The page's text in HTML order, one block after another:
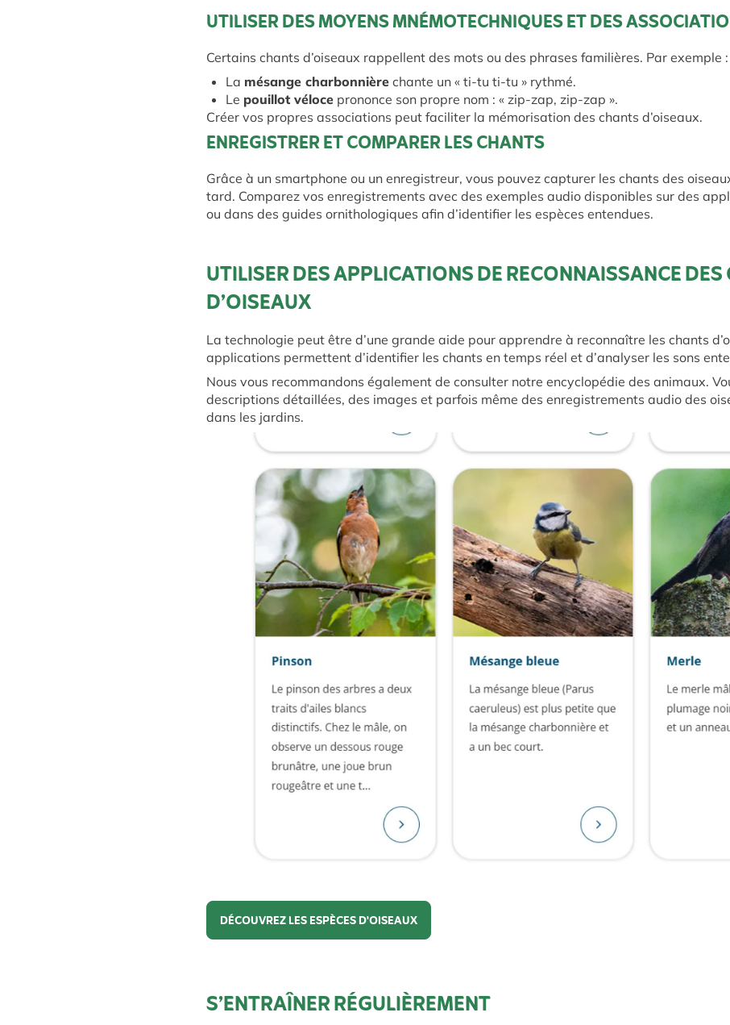
UTILISER DES MOYENS MNÉMOTECHNIQUES ET DES
Certains chants d’oiseaux rappellent des mots ou des phrases familières. Par exemple :
La mésange charbonnière chante un « ti-tu ti-tu » rythmé.
Le pouillot véloce prononce son propre nom : « zip-zap, zip-zap ».
Créer vos propres associations peut faciliter la mémorisation des chants d’oiseaux.
ENREGISTRER ET COMPARER LES CHANTS
Grâce à un smartphone ou un enregistreur, vous pouvez capturer les chants des
tard. Comparez vos enregistrements avec des exemples audio disponibles sur des
ou dans des guides ornithologiques afin d’identifier les espèces entendues.
UTILISER DES APPLICATIONS DE RECONNAISSANCE
D’OISEAUX
La technologie peut être d’une grande aide pour apprendre à reconnaître les chants
applications permettent d’identifier les chants en temps réel et d’analyser les sons
Nous vous recommandons également de consulter notre encyclopédie des animaux.
descriptions détaillées, des images et parfois même des enregistrements audio des
dans les jardins.
DÉCOUVREZ LES ESPÈCES D'OISEAUX
S’ENTRAÎNER RÉGULIÈREMENT